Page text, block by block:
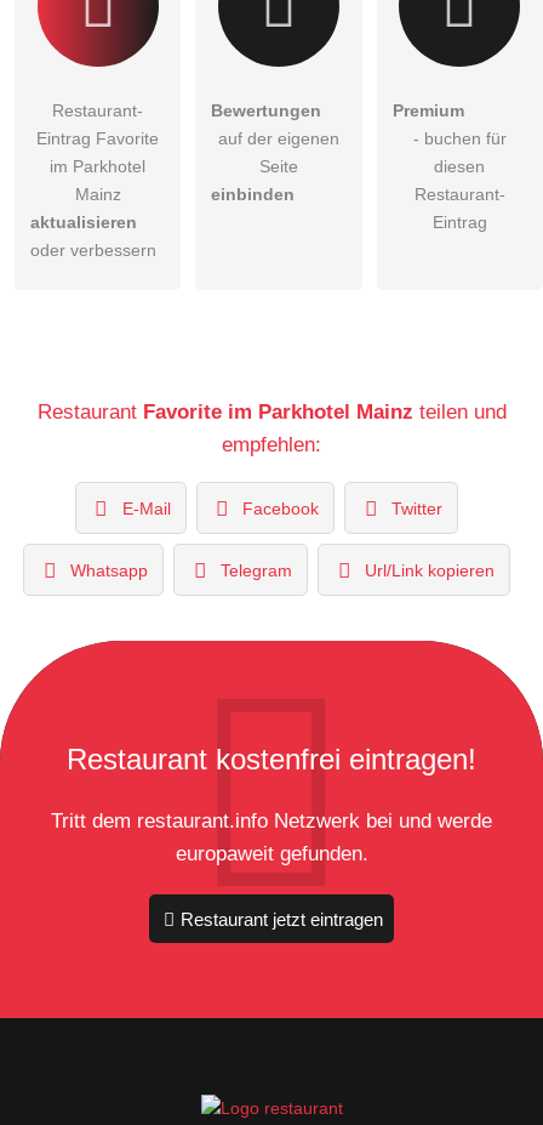
Restaurant-
Eintrag Favorite
im Parkhotel
Mainz
aktualisieren
oder verbessern
Bewertungen
auf der eigenen
Seite
einbinden
Premium
- buchen für
diesen
Restaurant-
Eintrag
Restaurant Favorite im Parkhotel Mainz teilen und
empfehlen:
E-Mail Facebook Twitter
Whatsapp Telegram Url/Link kopieren
Restaurant kostenfrei eintragen!
Tritt dem restaurant.info Netzwerk bei und werde
europaweit gefunden.
Restaurant jetzt eintragen